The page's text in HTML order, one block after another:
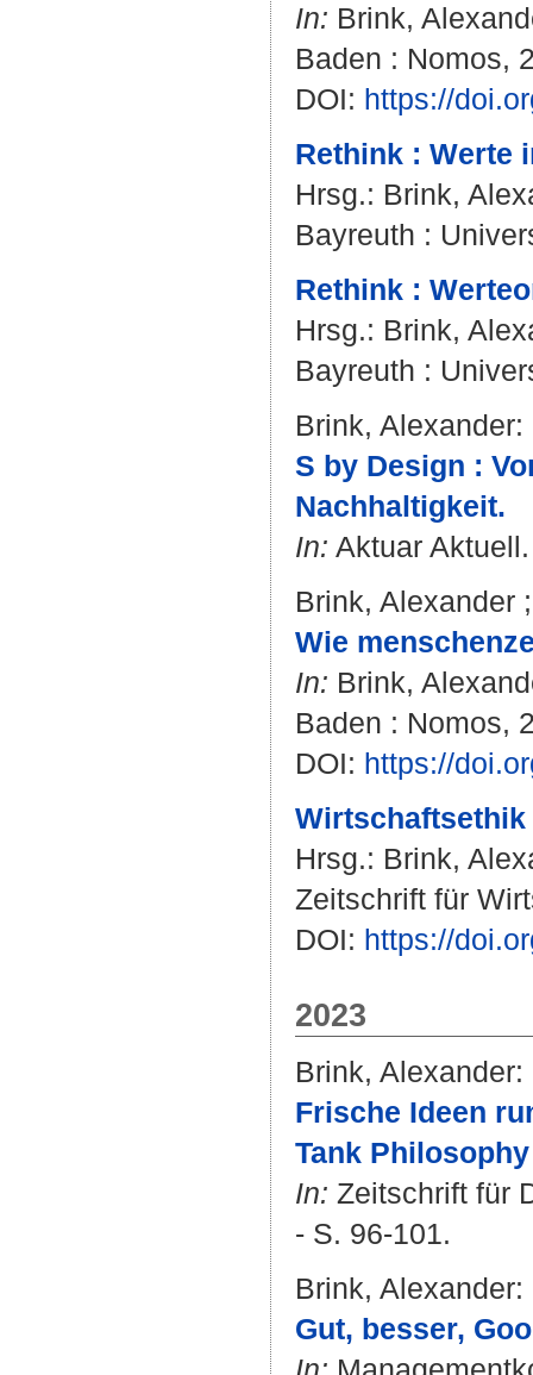
In: Brink,
Baden : Nomos,
DOI: https://
Rethink : Werte
Hrsg.: Brink,
Bayreuth :
Rethink :
Hrsg.: Brink,
Bayreuth :
Brink, Alexander:
S by Design :
Nachhaltigkeit.
In: Aktuar
Brink, Alexander
Wie
In: Brink,
Baden : Nomos,
DOI: https://
Hrsg.: Brink,
Zeitschrift für
DOI: https://
2023
Brink, Alexander:
Frische Ideen
Tank
In: Zeitschrift für
- S. 96-101.
Brink, Alexander:
Gut, besser,